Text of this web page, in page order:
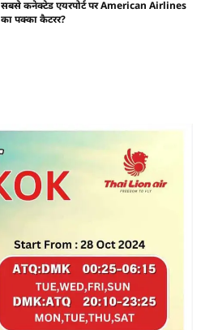
सबसे कनेक्टेड एयरपोर्ट पर American Airlines
का पक्का कैटरर?